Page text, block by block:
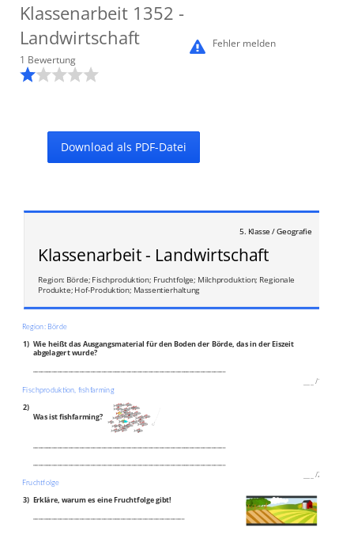
Klassenarbeit 1352 -
Landwirtschaft
Fehler melden
1 Bewertung
Download als PDF-Datei
5. Klasse / Geografie
Klassenarbeit - Landwirtschaft
Region: Börde; Fischproduktion; Fruchtfolge; Milchproduktion; Regionale
Produkte; Hof-Produktion; Massentierhaltung
Region: Börde
1) Wie heißt das Ausgangsmaterial für den Boden der Börde, das in der Eiszeit
abgelagert wurde?
/1P
Fischproduktion, fishfarming
2)
Was ist fishfarming?
/2P
Fruchtfolge
3) Erkläre, warum es eine Fruchtfolge gibt!